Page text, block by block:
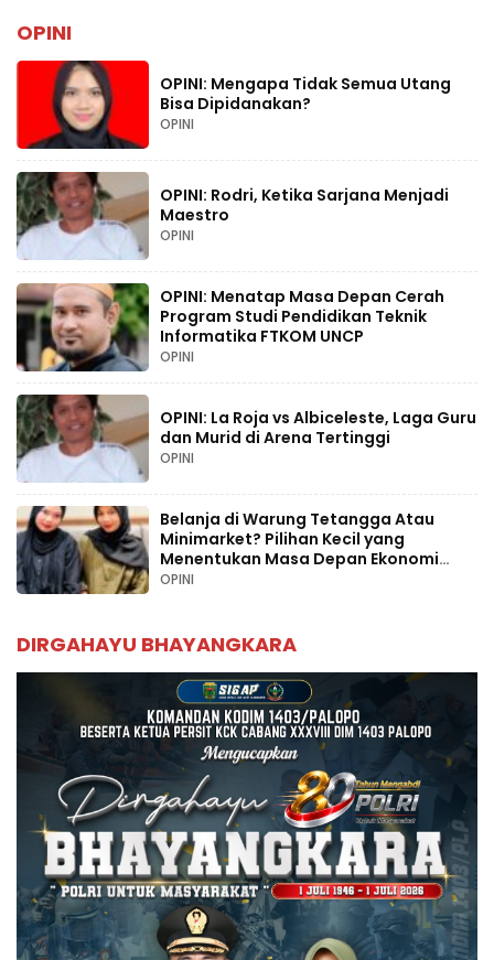
OPINI
OPINI: Mengapa Tidak Semua Utang
Bisa Dipidanakan?
OPINI
OPINI: Rodri, Ketika Sarjana Menjadi
Maestro
OPINI
OPINI: Menatap Masa Depan Cerah
Program Studi Pendidikan Teknik
Informatika FTKOM UNCP
OPINI
OPINI: La Roja vs Albiceleste, Laga Guru
dan Murid di Arena Tertinggi
OPINI
Belanja di Warung Tetangga Atau
Minimarket? Pilihan Kecil yang
Menentukan Masa Depan Ekonomi
Palopo
OPINI
DIRGAHAYU BHAYANGKARA